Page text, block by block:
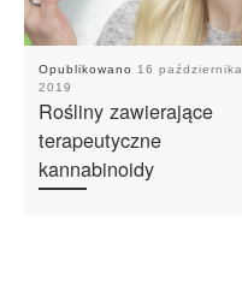
Opublikowano
16 października
2019
Rośliny zawierające
terapeutyczne
kannabinoidy